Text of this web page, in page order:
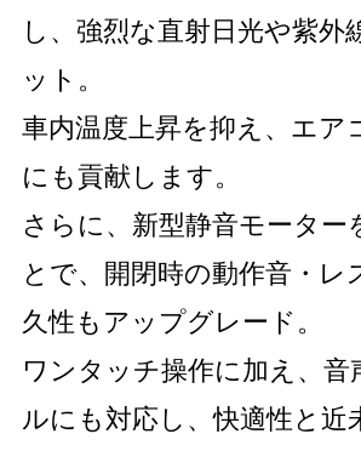
し、強烈な直射日光や紫外
ット。
車内温度上昇を抑え、エア
にも貢献します。
さらに、新型静音モーター
とで、開閉時の動作音・レ
久性もアップグレード。
ワンタッチ操作に加え、音
ルにも対応し、快適性と近